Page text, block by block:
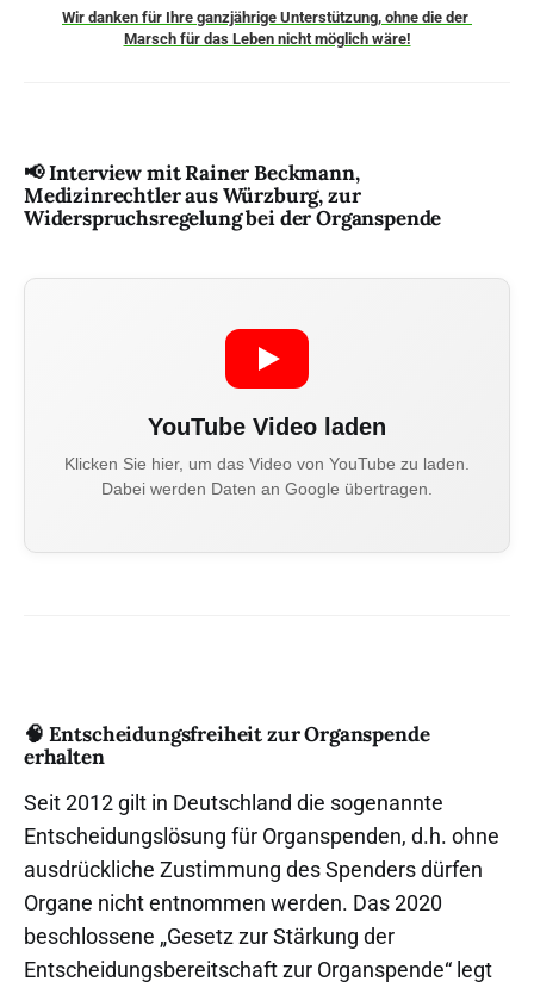
Wir danken für Ihre ganzjährige Unterstützung, ohne die der
Marsch für das Leben nicht möglich wäre!
📢 Interview mit Rainer Beckmann,
Medizinrechtler aus Würzburg, zur
Widerspruchsregelung bei der Organspende
YouTube Video laden
Klicken Sie hier, um das Video von YouTube zu laden.
Dabei werden Daten an Google übertragen.
🧠 Entscheidungsfreiheit zur Organspende
erhalten
Seit 2012 gilt in Deutschland die sogenannte
Entscheidungslösung für Organspenden, d.h. ohne
ausdrückliche Zustimmung des Spenders dürfen
Organe nicht entnommen werden. Das 2020
beschlossene „Gesetz zur Stärkung der
Entscheidungsbereitschaft zur Organspende“ legt